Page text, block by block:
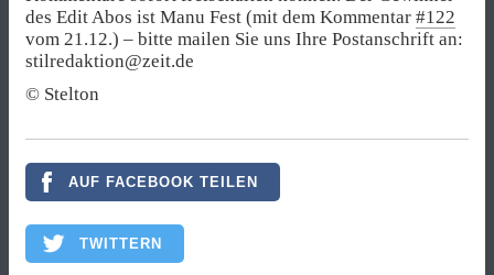
des Edit Abos ist Manu Fest (mit dem Kommentar #122
vom 21.12.) – bitte mailen Sie uns Ihre Postanschrift an:
stilredaktion@zeit.de
© Stelton
AUF FACEBOOK TEILEN
TWITTERN